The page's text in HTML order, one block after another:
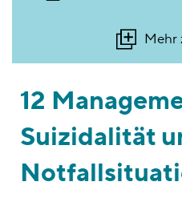
Mehr
12
Suizidalität